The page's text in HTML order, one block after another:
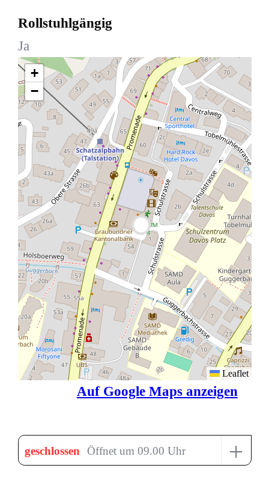
Rollstuhlgängig
Ja
+
−
Leaflet
Auf Google Maps anzeigen
geschlossen Öffnet um 09.00 Uhr +